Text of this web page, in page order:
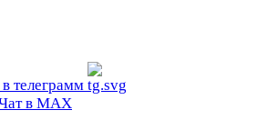
телеграмм
в МАХ